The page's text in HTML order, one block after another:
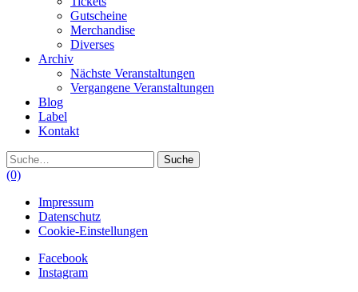
Gutscheine
Merchandise
Diverses
Archiv
Nächste Veranstaltungen
Vergangene Veranstaltungen
Blog
Label
Kontakt
Suche
(0)
Impressum
Datenschutz
Cookie-Einstellungen
Facebook
Instagram